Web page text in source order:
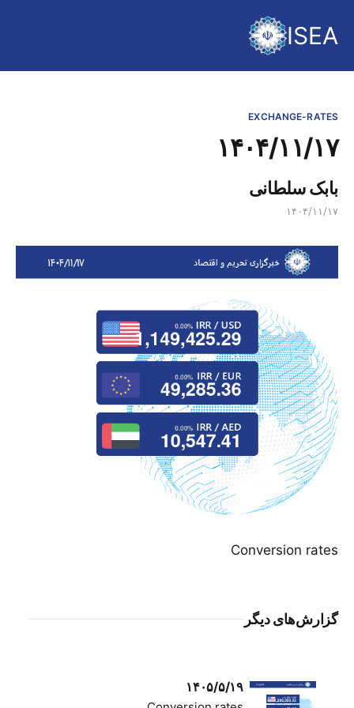
ISEA
EXCHANGE-RATES
۱۴۰۴/۱۱/۱۷
بابک سلطانی
۱۴۰۴/۱۱/۱۷
Conversion rates
گزارش‌های دیگر
۱۴۰۵/۵/۱۹